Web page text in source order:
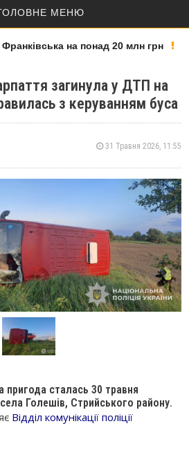
МЕНЮ
на понад 20 млн грн
загинула у ДТП на
з керуванням буса
31 Травня 2026, 11:55
сталась 30 травня
Голешів, Стрийського району.
Відділ комунікації поліції